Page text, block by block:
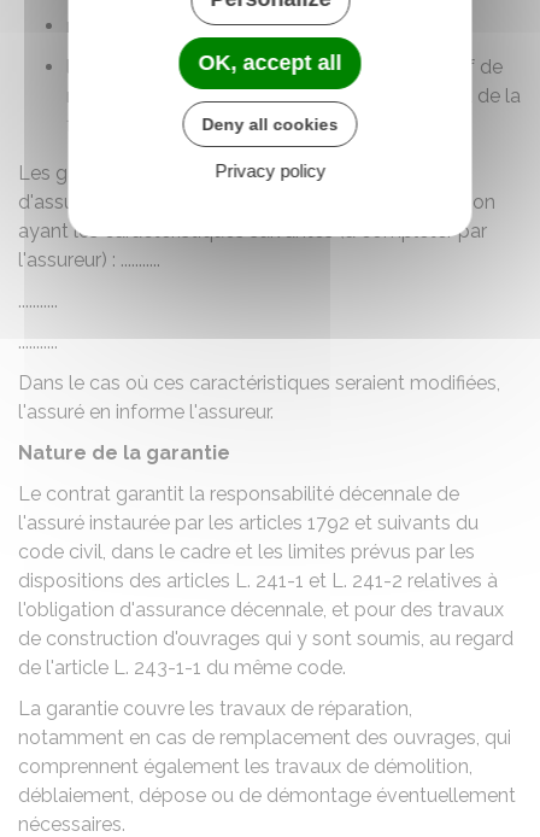
nature des techniques utilisées : ...........
le cas échéant, présence d'un contrat collectif de
responsabilité décennale ainsi que le montant de la
franchise absolue.
Les garanties objet de la présente attestation
d'assurance s'appliquent à l'opération de construction
ayant les caractéristiques suivantes (à compléter par
l'assureur) : ...........
...........
...........
Dans le cas où ces caractéristiques seraient modifiées,
l'assuré en informe l'assureur.
Nature de la garantie
Le contrat garantit la responsabilité décennale de
l'assuré instaurée par les articles 1792 et suivants du
code civil, dans le cadre et les limites prévus par les
dispositions des articles L. 241-1 et L. 241-2 relatives à
l'obligation d'assurance décennale, et pour des travaux
de construction d'ouvrages qui y sont soumis, au regard
de l'article L. 243-1-1 du même code.
La garantie couvre les travaux de réparation,
notamment en cas de remplacement des ouvrages, qui
comprennent également les travaux de démolition,
déblaiement, dépose ou de démontage éventuellement
nécessaires.
OK, accept all
Deny all cookies
Privacy policy